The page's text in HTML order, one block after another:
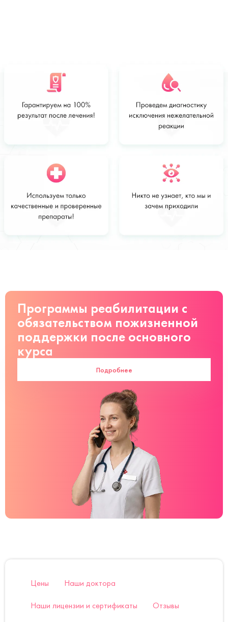
Стоимость
от 28 000
Заказать
Программы реабилитации с
обязательством пожизненной
поддержки после основного
курса
Подробнее
Цены Наши доктора
Наши лицензии и сертификаты Отзывы